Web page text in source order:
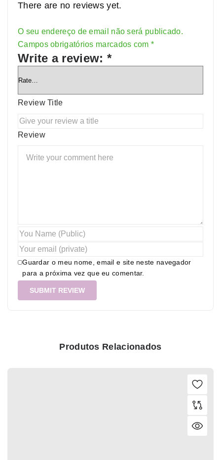
There are no reviews yet.
O seu endereço de email não será publicado.
Campos obrigatórios marcados com *
Write a review: *
Review Title
Review
Guardar o meu nome, email e site neste navegador
para a próxima vez que eu comentar.
Alternative:
Produtos Relacionados